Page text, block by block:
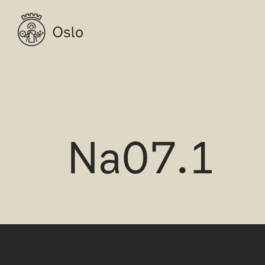
Na07.1